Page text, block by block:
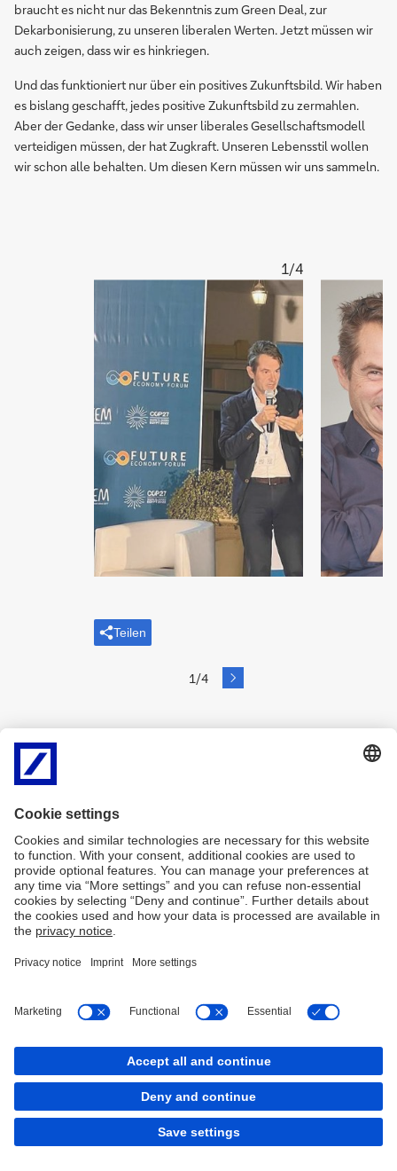
braucht es nicht nur das Bekenntnis zum Green Deal, zur
Dekarbonisierung, zu unseren liberalen Werten. Jetzt müssen wir
auch zeigen, dass wir es hinkriegen.
Und das funktioniert nur über ein positives Zukunftsbild. Wir haben
es bislang geschafft, jedes positive Zukunftsbild zu zermahlen.
Aber der Gedanke, dass wir unser liberales Gesellschaftsmodell
verteidigen müssen, der hat Zugkraft. Unseren Lebensstil wollen
wir schon alle behalten. Um diesen Kern müssen wir uns sammeln.
Vergrößern
beim
Vortraghalten
Teilen
1/4
Vergrößern
Martin
Stuchtey
lachend
1/4 next
Wie wollen Sie denn all die
genannten Akteure anschieben?
Unterschriften unter Agreements
ändern ja noch nichts. Was ist der
erste konkrete Schritt?
Banken haben einen immensen Hebel und eine immense
Verantwortung. Jeder von uns, jedes Unternehmen, jede Bank ist
einigen Frage nicht neutral bleiben. Wenn jemand erklärt, wir
können es uns nicht leisten, das Thema ESG großzuschreiben –
Kalkül heraus –, dann ist das Führungsversagen. Es ist ja absolut
absehbar mit einer Wahrscheinlichkeit von 100 Prozent, dass die
Institution und die Aktionäre heute in zehn Jahren mit den
Ergebnissen solch einer Entscheidung konfrontiert werden. Am
Schluss kriegt man immer den Täter. Und die Tatsache, dass wir der